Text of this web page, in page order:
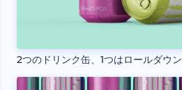
2つのドリンク缶、1つはロールダウン